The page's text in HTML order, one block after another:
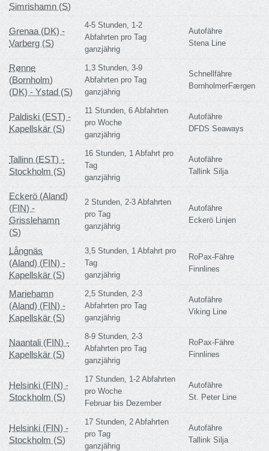
Simrishamn (S)
Grenaa (DK) -
Varberg (S)
4-5 Stunden, 1-2
Abfahrten pro Tag
ganzjährig
Autofähre
Stena Line
Rønne
(Bornholm)
(DK) - Ystad (S)
1,3 Stunden, 3-9
Abfahrten pro Tag
ganzjährig
Schnellfähre
BornholmerFærgen
Paldiski (EST) -
Kapellskär (S)
11 Stunden, 6 Abfahrten
pro Woche
ganzjährig
Autofähre
DFDS Seaways
Tallinn (EST) -
Stockholm (S)
16 Stunden, 1 Abfahrt pro
Tag
ganzjährig
Autofähre
Tallink Silja
Eckerö (Aland)
(FIN) -
Grisslehamn
(S)
2 Stunden, 2-3 Abfahrten
pro Tag
ganzjährig
Autofähre
Eckerö Linjen
Långnäs
(Aland) (FIN) -
Kapellskär (S)
3,5 Stunden, 1 Abfahrt pro
Tag
ganzjährig
RoPax-Fähre
Finnlines
Mariehamn
(Aland) (FIN) -
Kapellskär (S)
2,5 Stunden, 2-3
Abfahrten pro Tag
ganzjährig
Autofähre
Viking Line
Naantali (FIN) -
Kapellskär (S)
8-9 Stunden, 2-3
Abfahrten pro Tag
ganzjährig
RoPax-Fähre
Finnlines
Helsinki (FIN) -
Stockholm (S)
17 Stunden, 1-2 Abfahrten
pro Woche
Februar bis Dezember
Autofähre
St. Peter Line
Helsinki (FIN) -
Stockholm (S)
17 Stunden, 2 Abfahrten
pro Tag
ganzjährig
Autofähre
Tallink Silja